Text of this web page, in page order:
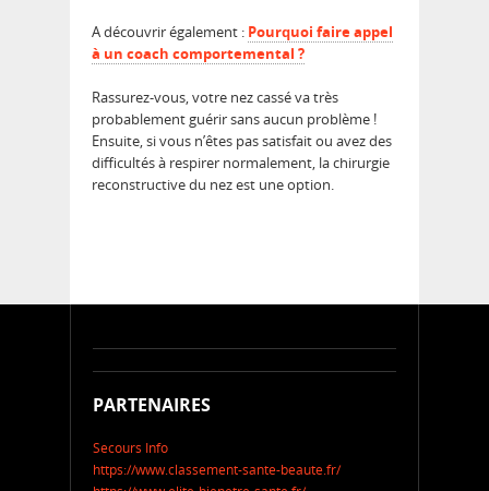
A découvrir également : Pourquoi faire appel
à un coach comportemental ?
Rassurez-vous, votre nez cassé va très
probablement guérir sans aucun problème !
Ensuite, si vous n’êtes pas satisfait ou avez des
difficultés à respirer normalement, la chirurgie
reconstructive du nez est une option.
PARTENAIRES
Secours Info
https://www.classement-sante-beaute.fr/